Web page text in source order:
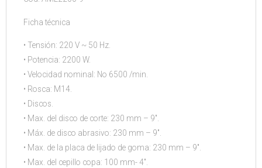
Ficha técnica
• Tensión: 220 V ~ 50 Hz.
• Potencia: 2200 W.
• Velocidad nominal: No 6500 /min.
• Rosca: M14.
• Discos.
• Max. del disco de corte: 230 mm – 9″.
• Máx. de disco abrasivo: 230 mm – 9″.
• Max. de la placa de lijado de goma: 230 mm – 9″.
• Max. del cepillo copa: 100 mm- 4″.